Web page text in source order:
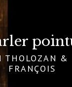
THOLOZAN &
FRANÇOIS